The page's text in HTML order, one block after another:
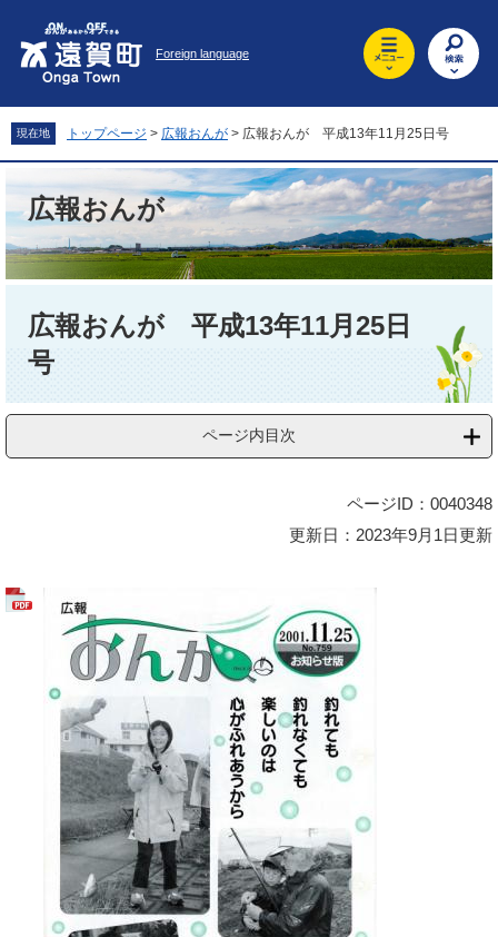
先
頭
を
飛
文
へ
Foreign language
現在地 トップページ > 広報おんが > 広報おんが 平成13年11月25日号
広報おんが
広報おんが 平成13年11月25日
号
ページ内目次
ページID：0040348
更新日：2023年9月1日更新